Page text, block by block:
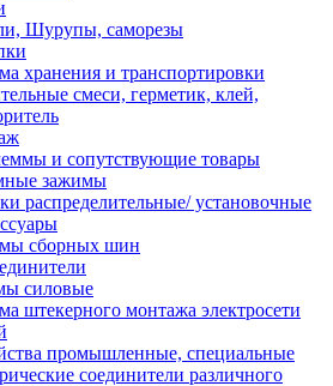
Шурупы, саморезы
хранения и транспортировки
смеси, герметик, клей,
и сопутствующие товары
зажимы
распределительные/ установочные
сборных шин
силовые
штекерного монтажа электросети
промышленные, специальные
соединители различного